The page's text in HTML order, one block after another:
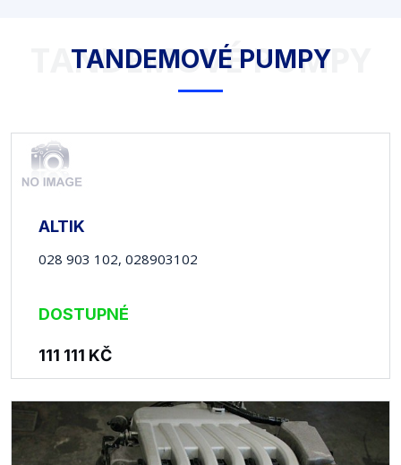
TANDEMOVÉ PUMPY
TANDEMOVÉ PUMPY
ALTIK
028 903 102, 028903102
DOSTUPNÉ
111 111 KČ